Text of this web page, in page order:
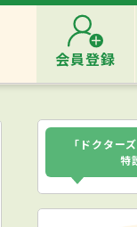
会員登録
「ドクター
特